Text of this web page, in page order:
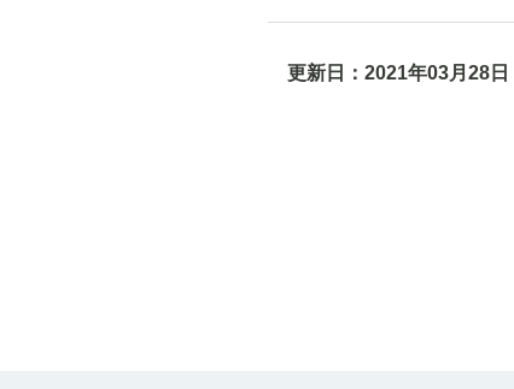
更新日： 2021年03月28日